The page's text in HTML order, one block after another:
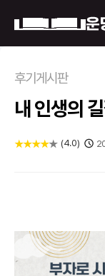
운명
미래 배
신년운세
토정비결
회원가입
후기게시판
내 인생의
★★★★★ (4.0)